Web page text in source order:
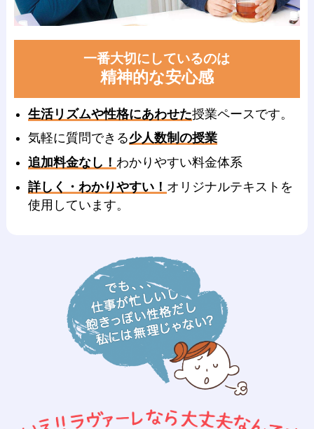
一番大切にしているのは
精神的な安心感
生活リズムや性格にあわせた授業ペースです。
気軽に質問できる少人数制の授業
追加料金なし！ わかりやすい料金体系
詳しく・わかりやすい！ オリジナルテキストを
使用しています。